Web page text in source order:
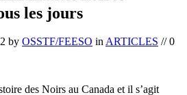
sur comment nous pouvons continuer